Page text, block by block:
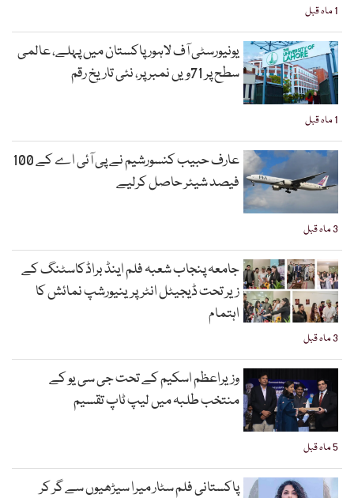
1 ماہ قبل
1 ماہ قبل
یونیورسٹی آف لاہور پاکستان میں پہلے، عالمی
سطح پر 71ویں نمبر پر، نئی تاریخ رقم
3 ماہ قبل
عارف حبیب کنسورشیم نے پی آئی اے کے 100
فیصد شیئر حاصل کرلیے
3 ماہ قبل
جامعہ پنجاب شعبہ فلم اینڈ براڈکاسٹنگ کے
زیر تحت ڈیجیٹل انٹرپرینیورشپ نمائش کا
اہتمام
5 ماہ قبل
وزیراعظم اسکیم کے تحت جی سی یو کے
منتخب طلبہ میں لیپ ٹاپ تقسیم
پاکستانی فلم سٹار میرا سیڑھیوں سے گر کر